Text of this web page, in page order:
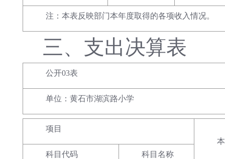
注：本表反映部门本年度取得的各项收入情况。
三、 支出决算表
公开03表
单位：黄石市湖滨路小学
项目
科目代码
科目名称